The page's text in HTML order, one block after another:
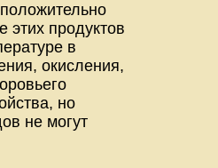
этих продуктов
в
окисления,
но
не могут